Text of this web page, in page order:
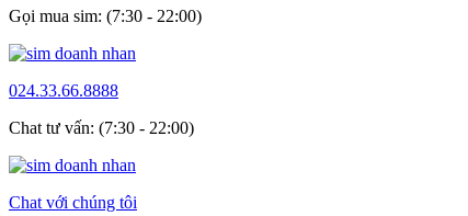
Gọi mua sim: (7:30 - 22:00)
024.33.66.8888
Chat tư vấn: (7:30 - 22:00)
Chat với chúng tôi